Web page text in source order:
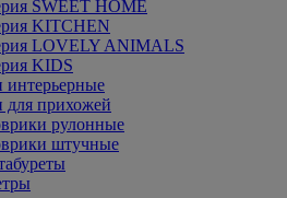
SWEET HOME
KITCHEN
LOVELY ANIMALS
KIDS
интерьерные
для прихожей
рулонные
штучные